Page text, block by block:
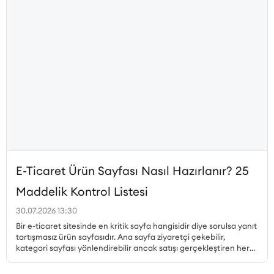
E-Ticaret Ürün Sayfası Nasıl Hazırlanır? 25
Maddelik Kontrol Listesi
30.07.2026 13:30
Bir e-ticaret sitesinde en kritik sayfa hangisidir diye sorulsa yanıt
tartışmasız ürün sayfasıdır. Ana sayfa ziyaretçi çekebilir,
kategori sayfası yönlendirebilir ancak satışı gerçekleştiren her